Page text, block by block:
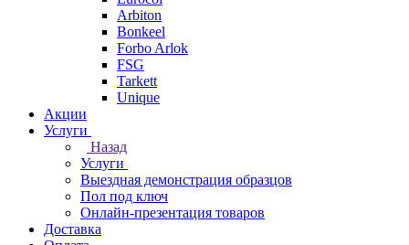
Arbiton
Bonkeel
Forbo Arlok
FSG
Tarkett
Unique
Акции
Услуги
Назад
Услуги
Выездная демонстрация образцов
Пол под ключ
Онлайн-презентация товаров
Доставка